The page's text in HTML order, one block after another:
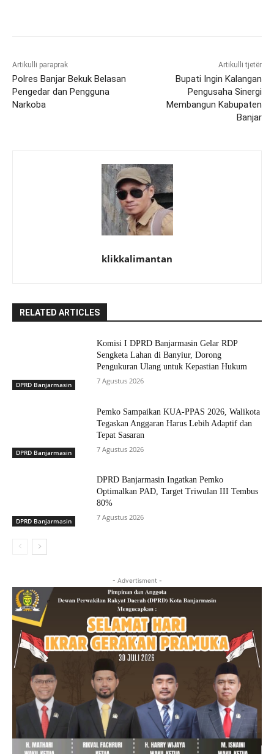
Artikulli paraprak
Polres Banjar Bekuk Belasan
Pengedar dan Pengguna
Narkoba
Artikulli tjetër
Bupati Ingin Kalangan
Pengusaha Sinergi
Membangun Kabupaten
Banjar
klikkalimantan
RELATED ARTICLES
DPRD Banjarmasin
Komisi I DPRD Banjarmasin Gelar RDP
Sengketa Lahan di Banyiur, Dorong
Pengukuran Ulang untuk Kepastian Hukum
7 Agustus 2026
DPRD Banjarmasin
Pemko Sampaikan KUA-PPAS 2026, Walikota
Tegaskan Anggaran Harus Lebih Adaptif dan
Tepat Sasaran
7 Agustus 2026
DPRD Banjarmasin
DPRD Banjarmasin Ingatkan Pemko
Optimalkan PAD, Target Triwulan III Tembus
80%
7 Agustus 2026
- Advertisment -